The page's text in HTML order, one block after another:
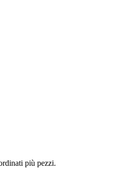
più pezzi.